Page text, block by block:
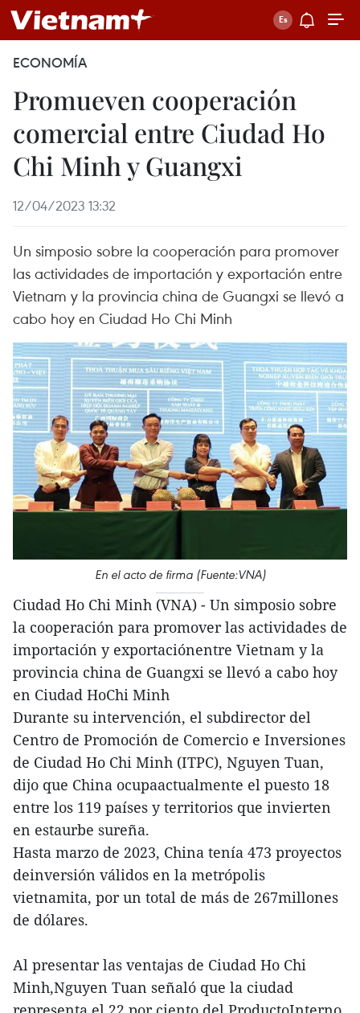
ECONOMÍA
Promueven cooperación
comercial entre Ciudad Ho
Chi Minh y Guangxi
12/04/2023 13:32
Un simposio sobre la cooperación para promover
las actividades de importación y exportación entre
Vietnam y la provincia china de Guangxi se llevó a
cabo hoy en Ciudad Ho Chi Minh
En el acto de firma (Fuente:VNA)
Ciudad Ho Chi Minh (VNA) - Un simposio sobre
la cooperación para promover las actividades de
importación y exportaciónentre Vietnam y la
provincia china de Guangxi se llevó a cabo hoy
en Ciudad HoChi Minh
Durante su intervención, el subdirector del
Centro de Promoción de Comercio e Inversiones
de Ciudad Ho Chi Minh (ITPC), Nguyen Tuan,
dijo que China ocupaactualmente el puesto 18
entre los 119 países y territorios que invierten
en estaurbe sureña.
Hasta marzo de 2023, China tenía 473 proyectos
deinversión válidos en la metrópolis
vietnamita, por un total de más de 267millones
de dólares.
Al presentar las ventajas de Ciudad Ho Chi
Minh,Nguyen Tuan señaló que la ciudad